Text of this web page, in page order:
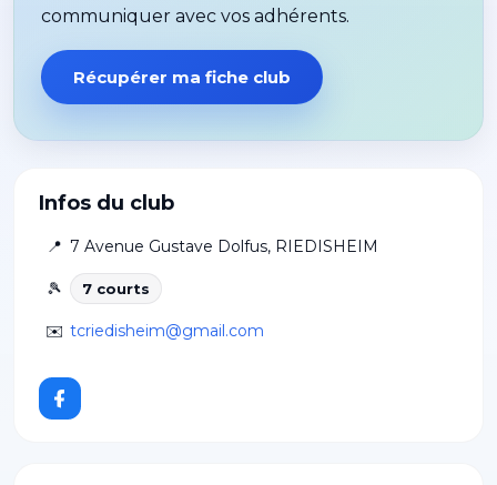
Infos du club
📍 7 Avenue Gustave Dolfus, RIEDISHEIM
🎾 7 courts
✉️ tcriedisheim@gmail.com
communiquer avec vos adhérents.
Récupérer ma fiche club